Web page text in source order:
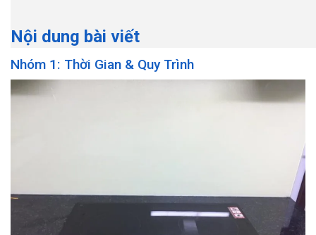
Nội dung bài viết
Nhóm 1: Thời Gian & Quy Trình